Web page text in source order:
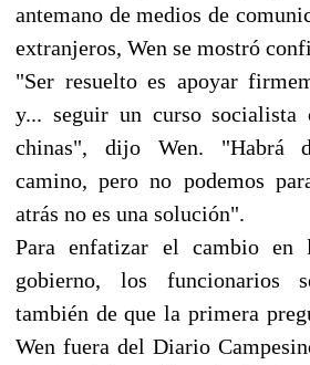
antemano de medios de
extranjeros, Wen se mostró
"Ser resuelto es apoyar
y... seguir un curso socialista
chinas", dijo Wen. "Habrá
camino, pero no podemos
atrás no es una solución".
Para enfatizar el cambio en
gobierno, los funcionarios
también de que la primera
Wen fuera del Diario